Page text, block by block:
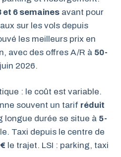
et 6 semaines avant pour
sur les vols depuis
les meilleurs prix en
avec des offres A/R à 50-
2026.
: le coût est variable.
souvent un tarif réduit
longue durée se situe à 5-
Taxi depuis le centre de
le trajet. LSI : parking, taxi